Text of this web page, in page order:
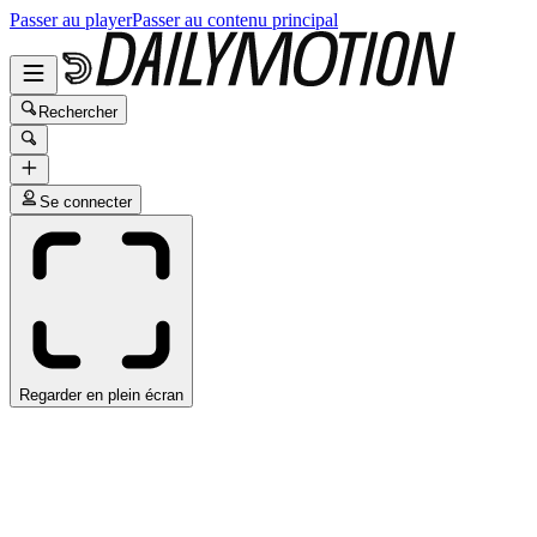
Passer au playerPasser au contenu principal
Rechercher
Se connecter
Regarder en plein écran